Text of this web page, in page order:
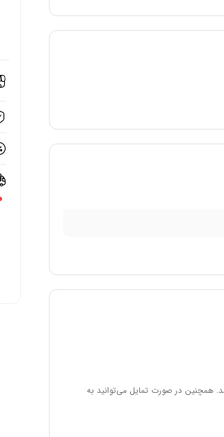
همچنین در صورت تمایل می‌توانید به